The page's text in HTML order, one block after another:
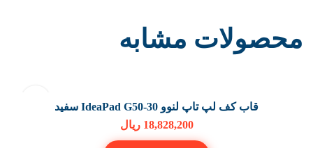
محصولات مشابه
قاب کف لپ تاپ لنوو IdeaPad G50-30 سفید
18,828,200 ریال